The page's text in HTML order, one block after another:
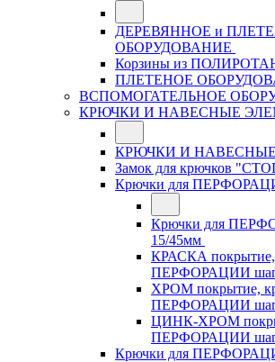
ДЕРЕВЯННОЕ и
ОБОРУДОВАНИЕ
Корзины из
ПЛЕТЕНОЕ
ВСПОМОГАТЕЛЬНОЕ
КРЮЧКИ И НАВЕСНЫЕ
КРЮЧКИ И
Замок для крючков
Крючки для
Крючки для
15/45мм
КРАСКА покрытие,
ПЕРФОРАЦИИ
ХРОМ покрытие,
ПЕРФОРАЦИИ
ЦИНК-ХРОМ
ПЕРФОРАЦИИ шаг
Крючки для